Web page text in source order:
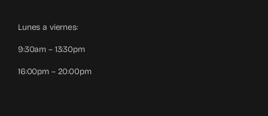
Lunes a viernes:
9:30am – 13:30pm
16:00pm – 20:00pm